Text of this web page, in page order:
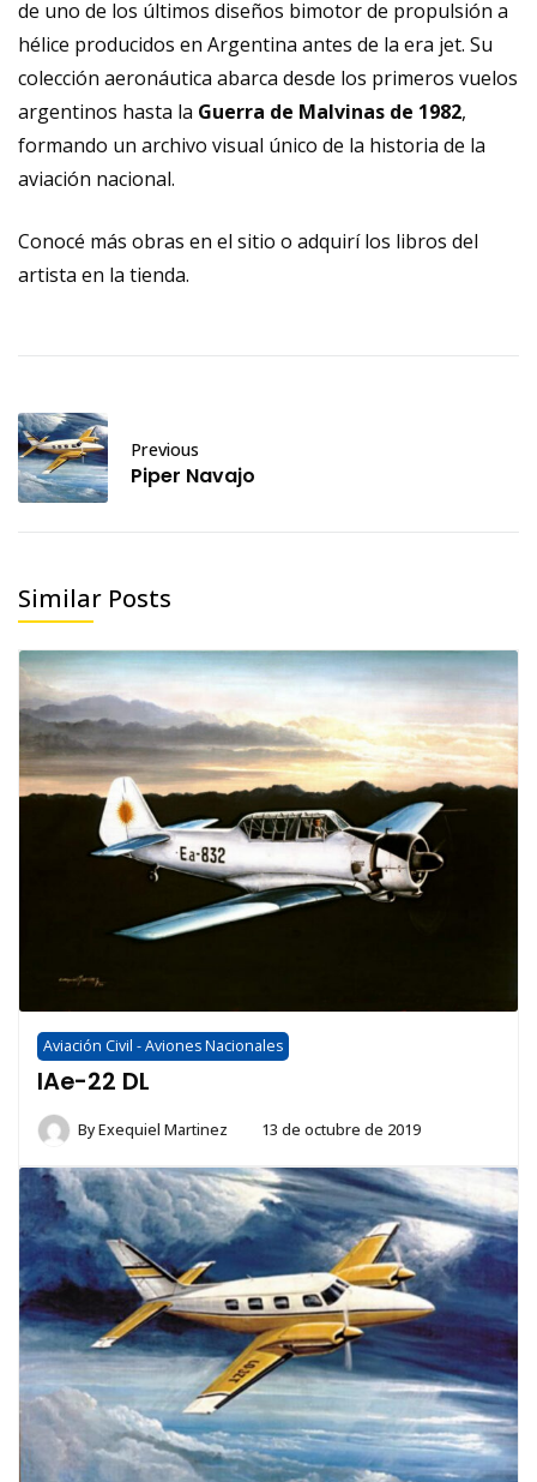
de uno de los últimos diseños bimotor de propulsión a
hélice producidos en Argentina antes de la era jet. Su
colección aeronáutica abarca desde los primeros vuelos
argentinos hasta la Guerra de Malvinas de 1982,
formando un archivo visual único de la historia de la
aviación nacional.
Conocé más obras en el sitio o adquirí los libros del
artista en la tienda.
Previous
Piper Navajo
Similar Posts
Aviación Civil - Aviones Nacionales
IAe-22 DL
ByExequiel Martinez 13 de octubre de 2019